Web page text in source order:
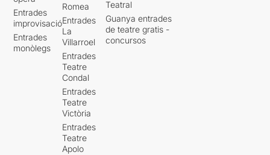
Entrades
improvisació
Entrades
monòlegs
Romea
Entrades
La
Villarroel
Entrades
Teatre
Condal
Entrades
Teatre
Victòria
Entrades
Teatre
Apolo
Teatral
Guanya entrades
de teatre gratis -
concursos